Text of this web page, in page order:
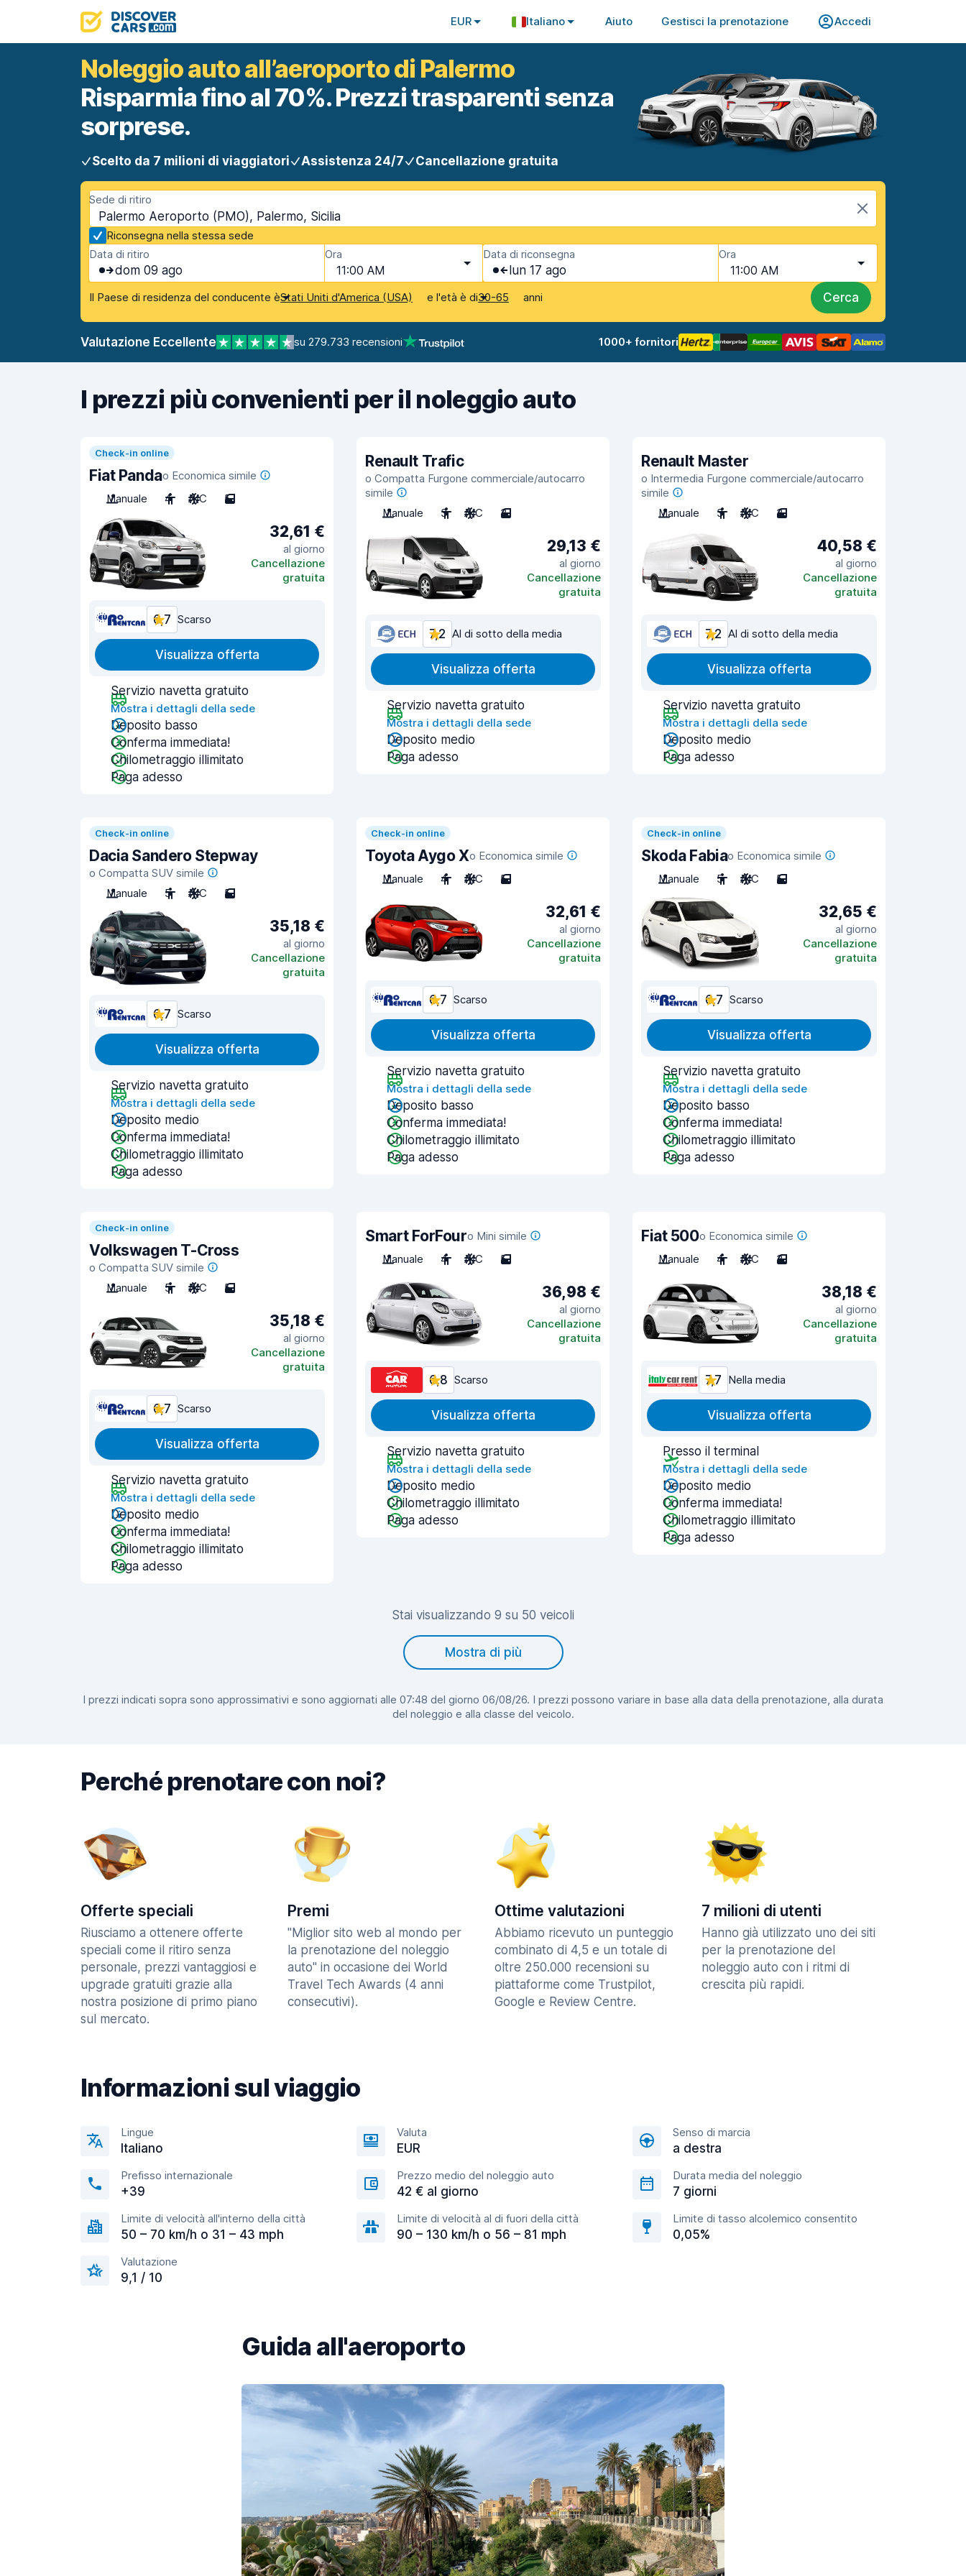
EUR Italiano Aiuto Gestisci la prenotazione Accedi
Noleggio auto all’aeroporto di Palermo
Risparmia fino al 70%. Prezzi trasparenti senza
sorprese.
Scelto da 7 milioni di viaggiatori Assistenza 24/7 Cancellazione gratuita
Sede di ritiro
Palermo Aeroporto (PMO), Palermo, Sicilia
Riconsegna nella stessa sede
Data di ritiro
dom 09 ago
Ora
11:00 AM
Data di riconsegna
lun 17 ago
Ora
11:00 AM
Il Paese di residenza del conducente èStati Uniti d'America (USA) e l'età è di30-65 anni Cerca
Valutazione Eccellente su 279.733 recensioni 1000+ fornitori
I prezzi più convenienti per il noleggio auto
Check-in online
Fiat Pandao Economica simile
Manuale
4 A/C 5
32,61 €
al giorno
Cancellazione
gratuita
6,7 Scarso
Visualizza offerta
Servizio navetta gratuito
Mostra i dettagli della sede
Deposito basso
Conferma immediata!
Chilometraggio illimitato
Paga adesso
Renault Trafic
o Compatta Furgone commerciale/autocarro
simile
Manuale
3 A/C 3
29,13 €
al giorno
Cancellazione
gratuita
7,2 Al di sotto della media
Visualizza offerta
Servizio navetta gratuito
Mostra i dettagli della sede
Deposito medio
Paga adesso
Renault Master
o Intermedia Furgone commerciale/autocarro
simile
Manuale
3 A/C 3
40,58 €
al giorno
Cancellazione
gratuita
7,2 Al di sotto della media
Visualizza offerta
Servizio navetta gratuito
Mostra i dettagli della sede
Deposito medio
Paga adesso
Check-in online
Dacia Sandero Stepway
o Compatta SUV simile
Manuale
5 A/C 5
35,18 €
al giorno
Cancellazione
gratuita
6,7 Scarso
Visualizza offerta
Servizio navetta gratuito
Mostra i dettagli della sede
Deposito medio
Conferma immediata!
Chilometraggio illimitato
Paga adesso
Check-in online
Toyota Aygo Xo Economica simile
Manuale
4 A/C 5
32,61 €
al giorno
Cancellazione
gratuita
6,7 Scarso
Visualizza offerta
Servizio navetta gratuito
Mostra i dettagli della sede
Deposito basso
Conferma immediata!
Chilometraggio illimitato
Paga adesso
Check-in online
Skoda Fabiao Economica simile
Manuale
5 A/C 5
32,65 €
al giorno
Cancellazione
gratuita
6,7 Scarso
Visualizza offerta
Servizio navetta gratuito
Mostra i dettagli della sede
Deposito basso
Conferma immediata!
Chilometraggio illimitato
Paga adesso
Check-in online
Volkswagen T-Cross
o Compatta SUV simile
Manuale
5 A/C 5
35,18 €
al giorno
Cancellazione
gratuita
6,7 Scarso
Visualizza offerta
Servizio navetta gratuito
Mostra i dettagli della sede
Deposito medio
Conferma immediata!
Chilometraggio illimitato
Paga adesso
Smart ForFouro Mini simile
Manuale
4 A/C 5
36,98 €
al giorno
Cancellazione
gratuita
6,8 Scarso
Visualizza offerta
Servizio navetta gratuito
Mostra i dettagli della sede
Deposito medio
Chilometraggio illimitato
Paga adesso
Fiat 500o Economica simile
Manuale
4 A/C 3
38,18 €
al giorno
Cancellazione
gratuita
7,7 Nella media
Visualizza offerta
Presso il terminal
Mostra i dettagli della sede
Deposito medio
Conferma immediata!
Chilometraggio illimitato
Paga adesso
Stai visualizzando 9 su 50 veicoli
Mostra di più
I prezzi indicati sopra sono approssimativi e sono aggiornati alle 07:48 del giorno 06/08/26. I prezzi possono variare in base alla data della prenotazione, alla durata
del noleggio e alla classe del veicolo.
Perché prenotare con noi?
Offerte speciali
Riusciamo a ottenere offerte
speciali come il ritiro senza
personale, prezzi vantaggiosi e
upgrade gratuiti grazie alla
nostra posizione di primo piano
sul mercato.
Premi
"Miglior sito web al mondo per
la prenotazione del noleggio
auto" in occasione dei World
Travel Tech Awards (4 anni
consecutivi).
Ottime valutazioni
Abbiamo ricevuto un punteggio
combinato di 4,5 e un totale di
oltre 250.000 recensioni su
piattaforme come Trustpilot,
Google e Review Centre.
7 milioni di utenti
Hanno già utilizzato uno dei siti
per la prenotazione del
noleggio auto con i ritmi di
crescita più rapidi.
Informazioni sul viaggio
Lingue
Italiano
Valuta
EUR
Senso di marcia
a destra
Prefisso internazionale
+39
Prezzo medio del noleggio auto
42 € al giorno
Durata media del noleggio
7 giorni
Limite di velocità all'interno della città
50 – 70 km/h o 31 – 43 mph
Limite di velocità al di fuori della città
90 – 130 km/h o 56 – 81 mph
Limite di tasso alcolemico consentito
0,05%
Valutazione
9,1 / 10
Guida all'aeroporto